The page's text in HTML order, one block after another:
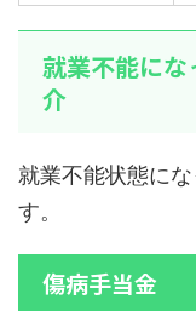
就業不能に
介
就業不能状態に
す。
傷病手当金